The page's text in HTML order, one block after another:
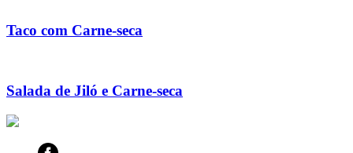
Taco com Carne-seca
Salada de Jiló e Carne-seca